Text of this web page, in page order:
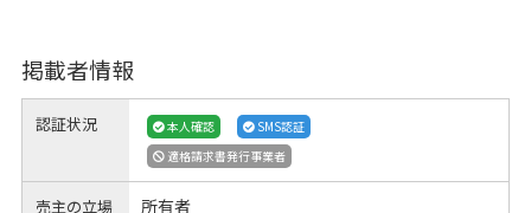
掲載者情報
認証状況 本人確認
SMS認証
適格請求書発行事業者
売主の立場 所有者